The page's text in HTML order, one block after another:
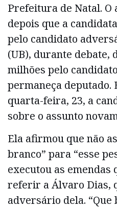
Prefeitura de Natal. O
depois que a
pelo candidato
(UB), durante debate,
milhões pelo
permaneça
quarta-feira, 23, a
sobre o assunto
Ela afirmou que não
branco” para “esse
executou as emendas
referir a Álvaro Dias,
adversário dela. “Que